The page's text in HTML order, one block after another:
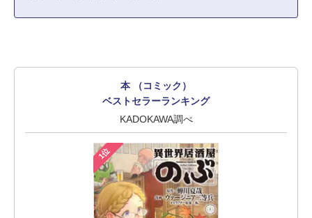
本 （コミック）
ベストセラーランキング
KADOKAWA調べ
1位